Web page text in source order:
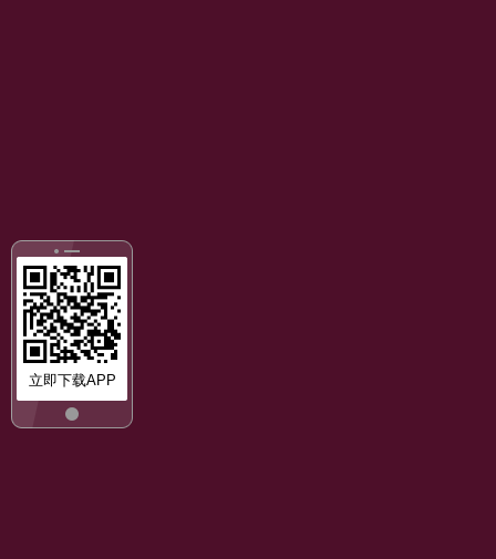
立即下载APP